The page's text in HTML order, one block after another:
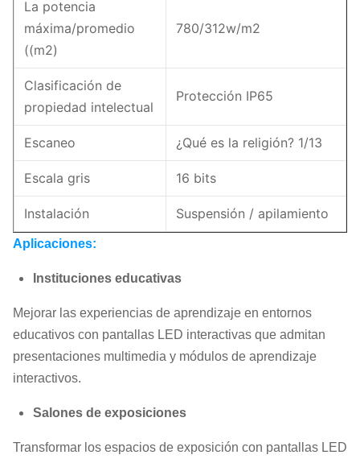
La potencia
máxima/promedio
((m2)
780/312w/m2
Clasificación de
propiedad intelectual
Protección IP65
Escaneo ¿Qué es la religión? 1/13
Escala gris 16 bits
Instalación Suspensión / apilamiento
Aplicaciones:
Instituciones educativas
Mejorar las experiencias de aprendizaje en entornos
educativos con pantallas LED interactivas que admitan
presentaciones multimedia y módulos de aprendizaje
interactivos.
Salones de exposiciones
Transformar los espacios de exposición con pantallas LED